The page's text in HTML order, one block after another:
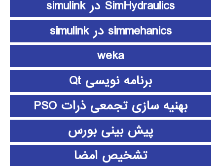
SimHydraulics در simulink
simmehanics در simulink
weka
برنامه نویسی Qt
بهنیه سازی تجمعی ذرات PSO
پیش بینی بورس
تشخیص امضا